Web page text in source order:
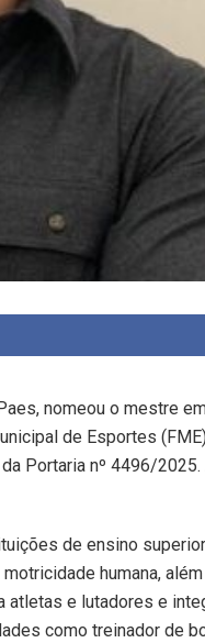
nomeou o mestre
de Esportes
Portaria nº 4496/
de ensino
humana,
atletas e lutadores e
como treinador de